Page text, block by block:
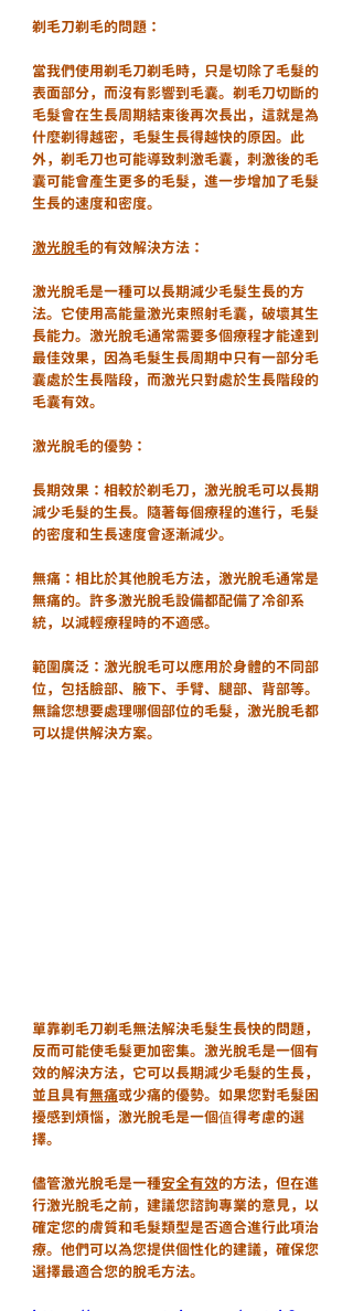
剃毛刀剃毛的問題：
當我們使用剃毛刀剃毛時，只是切除了毛髮的
表面部分，而沒有影響到毛囊。剃毛刀切斷的
毛髮會在生長周期結束後再次長出，這就是為
什麼剃得越密，毛髮生長得越快的原因。此
外，剃毛刀也可能導致刺激毛囊，刺激後的毛
囊可能會產生更多的毛髮，進一步增加了毛髮
生長的速度和密度。
激光脫毛的有效解決方法：
激光脫毛是一種可以長期減少毛髮生長的方
法。它使用高能量激光束照射毛囊，破壞其生
長能力。激光脫毛通常需要多個療程才能達到
最佳效果，因為毛髮生長周期中只有一部分毛
囊處於生長階段，而激光只對處於生長階段的
毛囊有效。
激光脫毛的優勢：
長期效果：相較於剃毛刀，激光脫毛可以長期
減少毛髮的生長。隨著每個療程的進行，毛髮
的密度和生長速度會逐漸減少。
無痛：相比於其他脫毛方法，激光脫毛通常是
無痛的。許多激光脫毛設備都配備了冷卻系
統，以減輕療程時的不適感。
範圍廣泛：激光脫毛可以應用於身體的不同部
位，包括臉部、腋下、手臂、腿部、背部等。
無論您想要處理哪個部位的毛髮，激光脫毛都
可以提供解決方案。
單靠剃毛刀剃毛無法解決毛髮生長快的問題，
反而可能使毛髮更加密集。激光脫毛是一個有
效的解決方法，它可以長期減少毛髮的生長，
並且具有無痛或少痛的優勢。如果您對毛髮困
擾感到煩惱，激光脫毛是一個值得考慮的選
擇。
儘管激光脫毛是一種安全有效的方法，但在進
行激光脫毛之前，建議您諮詢專業的意見，以
確定您的膚質和毛髮類型是否適合進行此項治
療。他們可以為您提供個性化的建議，確保您
選擇最適合您的脫毛方法。